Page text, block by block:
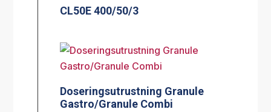
CL50E 400/50/3
Doseringsutrustning Granule
Gastro/Granule Combi